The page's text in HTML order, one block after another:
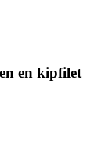
en kipfilet